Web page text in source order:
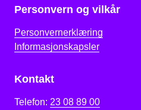
Personvern og vilkår
Personvernerklæring
Informasjonskapsler
Kontakt
Telefon: 23 08 89 00